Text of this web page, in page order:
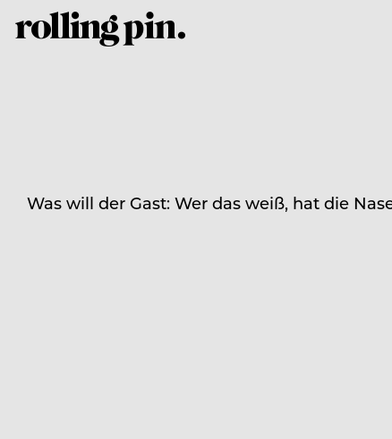
Was will der Gast: Wer das weiß, hat die